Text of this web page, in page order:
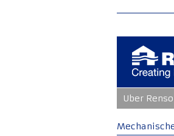
Inhalt
springen
Uber